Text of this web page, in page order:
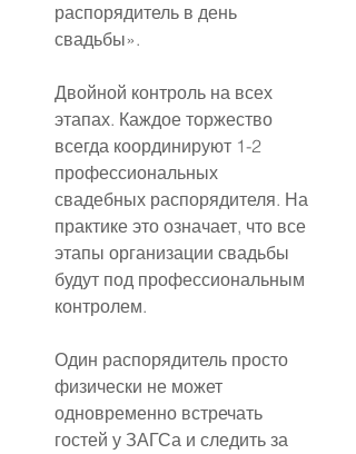
распорядитель в день
свадьбы».
Двойной контроль на всех
этапах. Каждое торжество
всегда координируют 1-2
профессиональных
свадебных распорядителя. На
практике это означает, что все
этапы организации свадьбы
будут под профессиональным
контролем.
Один распорядитель просто
физически не может
одновременно встречать
гостей у ЗАГСа и следить за